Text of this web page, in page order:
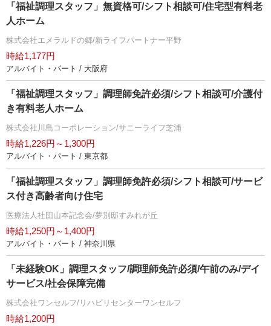
「福祉調理スタッフ」無資格可/シフト相談可/住宅型有料老
人ホーム
株式会社エメラルドの郷/新ライフパートナー平野
時給1,177円
アルバイト・パート / 大阪府
「福祉調理スタッフ」調理師免許必須/シフト相談可/介護付
き有料老人ホーム
株式会社川島コーポレーション/サニーライフ芝浦
時給1,226円～1,300円
アルバイト・パート / 東京都
「福祉調理スタッフ」調理師免許必須/シフト相談可/サービ
ス付き高齢者向け住宅
医療法人社団山本記念会/夢別邸すみれが丘
時給1,250円～1,400円
アルバイト・パート / 神奈川県
「未経験OK」調理スタッフ/調理師免許必須/午前のみ/デイ
サービス/社会保障完備
株式会社ワンセルフ/リハビリセンターワンセルフ
時給1,200円